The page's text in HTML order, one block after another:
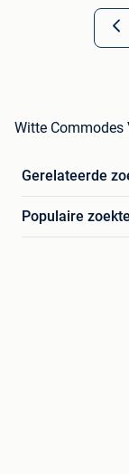
Witte Commodes
Gerelateerde
Populaire